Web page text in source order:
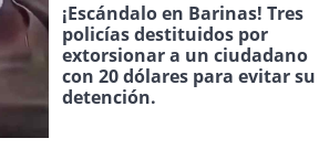
¡Escándalo en Barinas! Tres
policías destituidos por
extorsionar a un ciudadano
con 20 dólares para evitar su
detención.